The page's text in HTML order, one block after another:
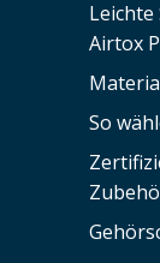
Airtox
So